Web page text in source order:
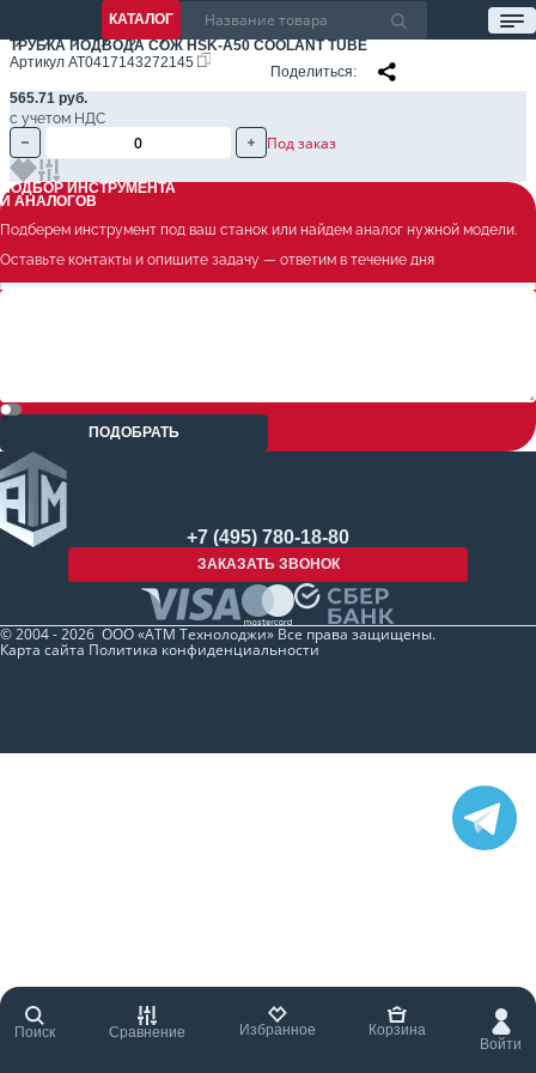
КАТАЛОГ
Поиск Сравнение Избранное
Корзина
Войти
ТРУБКА ПОДВОДА СОЖ HSK-A50 COOLANT TUBE
Артикул AT0417143272145
Поделиться
565.71 руб.
с учетом НДС
Под заказ
ПОДБОР ИНСТРУМЕНТА
И АНАЛОГОВ
Подберем инструмент под ваш станок или найдем аналог нужной модели.
Оставьте контакты и опишите задачу — ответим в течение дня
ПОДОБРАТЬ
+7 (495) 780-18-80
ЗАКАЗАТЬ ЗВОНОК
© 2004 - 2026 ООО «АТМ Технолоджи» Все права защищены.
Карта сайта Политика конфиденциальности